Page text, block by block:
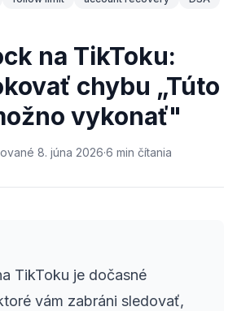
na TikToku:
chybu „Túto
vykonať"
8. júna 2026·6 min čítania
TikToku je dočasné
vám zabráni sledovať,